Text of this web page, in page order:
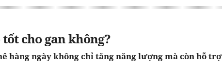
tốt cho gan không?
hàng ngày không chỉ tăng năng lượng mà còn hỗ trợ